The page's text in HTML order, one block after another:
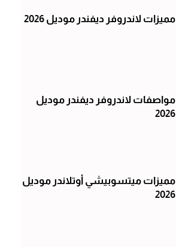
مميزات لاندروفر ديفندر موديل 2026
مواصفات لاندروفر ديفندر موديل
2026
مميزات ميتسوبيشي أوتلاندر موديل
2026